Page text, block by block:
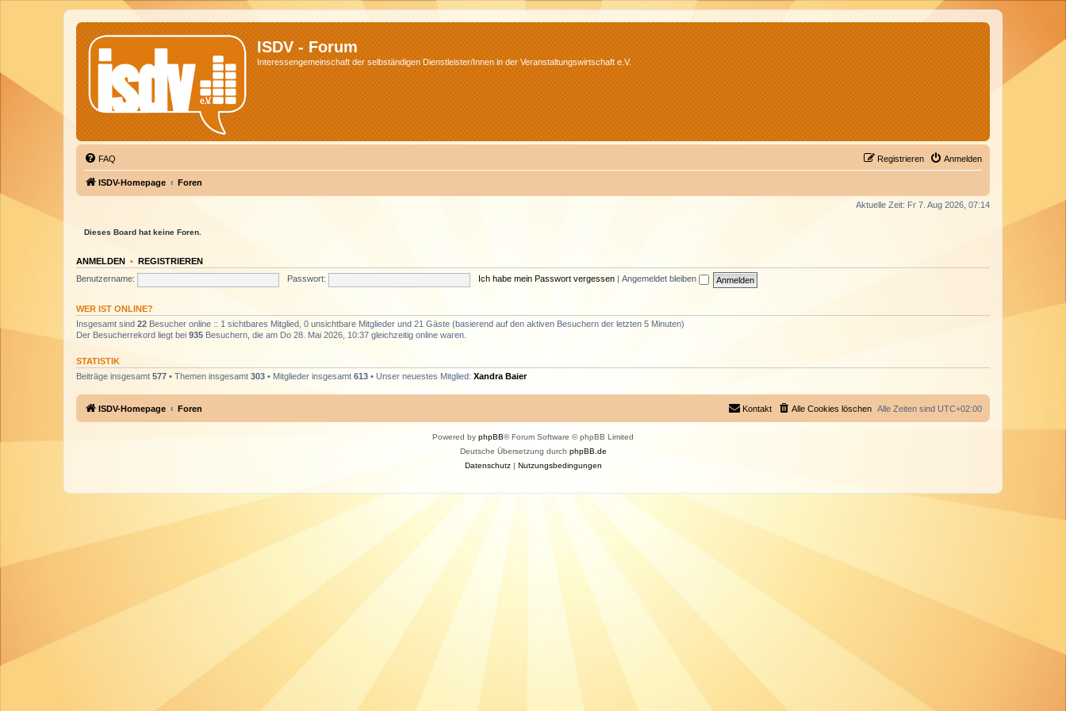
ISDV - Forum
Interessengemeinschaft der selbständigen Dienstleister/Innen in der Veranstaltungswirtschaft e.V.
FAQ Anmelden
Registrieren
ISDV-Homepage Foren
Aktuelle Zeit: Fr 7. Aug 2026, 07:14
Dieses Board hat keine Foren.
ANMELDEN • REGISTRIEREN
Benutzername:
Passwort: Ich habe mein Passwort vergessen Angemeldet bleiben
WER IST ONLINE?
Insgesamt sind 22 Besucher online :: 1 sichtbares Mitglied, 0 unsichtbare Mitglieder und 21 Gäste (basierend auf den aktiven Besuchern der letzten 5 Minuten)
Der Besucherrekord liegt bei 935 Besuchern, die am Do 28. Mai 2026, 10:37 gleichzeitig online waren.
STATISTIK
Beiträge insgesamt 577 • Themen insgesamt 303 • Mitglieder insgesamt 613 • Unser neuestes Mitglied: Xandra Baier
ISDV-Homepage Foren Alle Zeiten sind UTC+02:00
Alle Cookies löschen
Kontakt
Powered by phpBB® Forum Software © phpBB Limited
Deutsche Übersetzung durch phpBB.de
Datenschutz| Nutzungsbedingungen